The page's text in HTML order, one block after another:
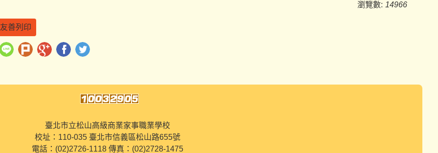
瀏覽數: 14966
友善列印
臺北市立松山高級商業家事職業學校
校址：110-035 臺北市信義區松山路655號
電話：(02)2726-1118 傳真：(02)2728-1475